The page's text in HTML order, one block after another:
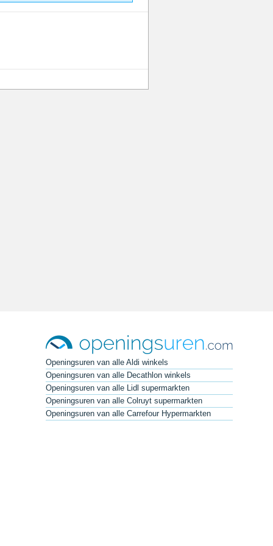
Openingsuren van alle Aldi winkels
Openingsuren van alle Decathlon winkels
Openingsuren van alle Lidl supermarkten
Openingsuren van alle Colruyt supermarkten
Openingsuren van alle Carrefour Hypermarkten